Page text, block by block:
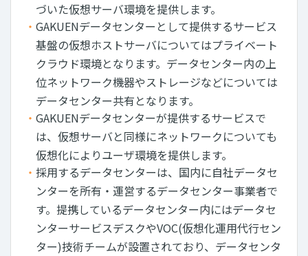
づいた仮想サーバ環境を提供します。
GAKUENデータセンターとして提供するサービス
基盤の仮想ホストサーバについてはプライベート
クラウド環境となります。データセンター内の上
位ネットワーク機器やストレージなどについては
データセンター共有となります。
GAKUENデータセンターが提供するサービスで
は、仮想サーバと同様にネットワークについても
仮想化によりユーザ環境を提供します。
採⽤するデータセンターは、国内に⾃社データセ
ンターを所有・運営するデータセンター事業者で
す。提携しているデータセンター内にはデータセ
ンターサービスデスクやVOC(仮想化運⽤代⾏セン
ター)技術チームが設置されており、データセンタ